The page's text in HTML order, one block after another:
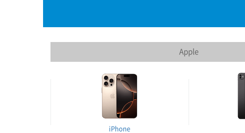
Apple
iPhone